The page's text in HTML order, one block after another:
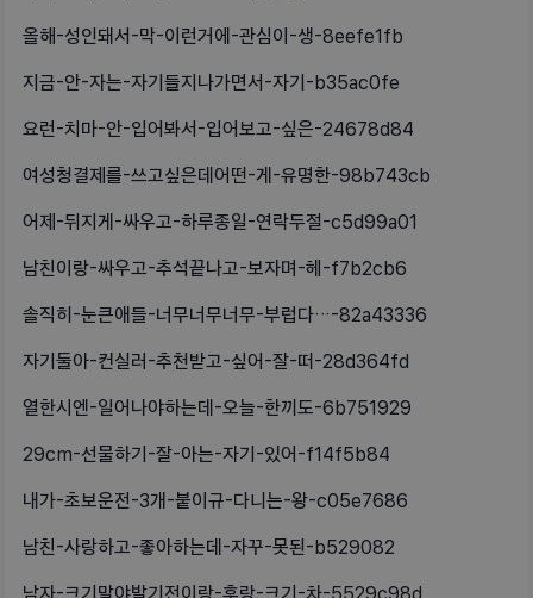
올해-성인돼서-막-이런거에-관심이-생-8eefe1fb
지금-안-자는-자기들지나가면서-자기-b35ac0fe
요런-치마-안-입어봐서-입어보고-싶은-24678d84
여성청결제를-쓰고싶은데어떤-게-유명한-98b743cb
어제-뒤지게-싸우고-하루종일-연락두절-c5d99a01
남친이랑-싸우고-추석끝나고-보자며-헤-f7b2cb6
솔직히-눈큰애들-너무너무너무-부럽다…-82a43336
자기둘아-컨실러-추천받고-싶어-잘-떠-28d364fd
열한시엔-일어나야하는데-오늘-한끼도-6b751929
29cm-선물하기-잘-아는-자기-있어-f14f5b84
내가-초보운전-3개-붙이규-다니는-왕-c05e7686
남친-사랑하고-좋아하는데-자꾸-못된-b529082